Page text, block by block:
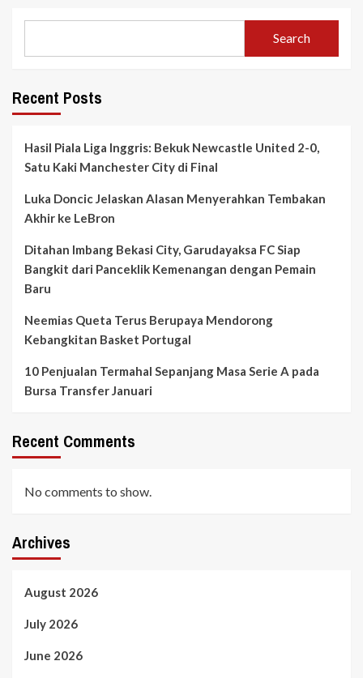
Search
Recent Posts
Hasil Piala Liga Inggris: Bekuk Newcastle United 2-0,
Satu Kaki Manchester City di Final
Luka Doncic Jelaskan Alasan Menyerahkan Tembakan
Akhir ke LeBron
Ditahan Imbang Bekasi City, Garudayaksa FC Siap
Bangkit dari Panceklik Kemenangan dengan Pemain
Baru
Neemias Queta Terus Berupaya Mendorong
Kebangkitan Basket Portugal
10 Penjualan Termahal Sepanjang Masa Serie A pada
Bursa Transfer Januari
Recent Comments
No comments to show.
Archives
August 2026
July 2026
June 2026